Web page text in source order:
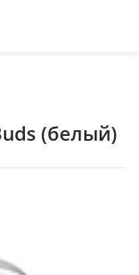
(белый)